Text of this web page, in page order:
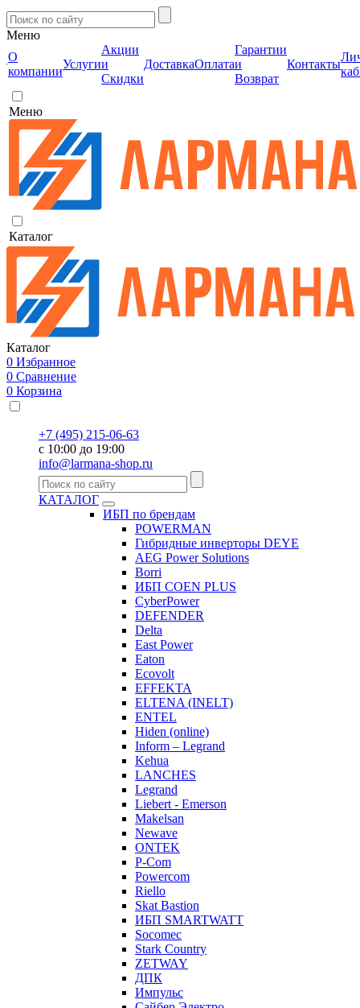
Меню
О
компании
Услуги
Акции
и
Скидки
ДоставкаОплата
Гарантии
и
Возврат
Контакты
Меню
Каталог
Каталог
0 Избранное
0 Сравнение
0 Корзина
+7 (495) 215-06-63
с 10:00 до 19:00
info@larmana-shop.ru
КАТАЛОГ
ИБП по брендам
POWERMAN
Гибридные инверторы DEYE
AEG Power Solutions
Borri
ИБП COEN PLUS
CyberPower
DEFENDER
Delta
East Power
Eaton
Ecovolt
EFFEKTA
ELTENA (INELT)
ENTEL
Hiden (online)
Inform – Legrand
Kehua
LANCHES
Legrand
Liebert - Emerson
Makelsan
Newave
ONTEK
P-Com
Powercom
Riello
Skat Bastion
ИБП SMARTWATT
Socomec
Stark Country
ZETWAY
ДПК
Импульс